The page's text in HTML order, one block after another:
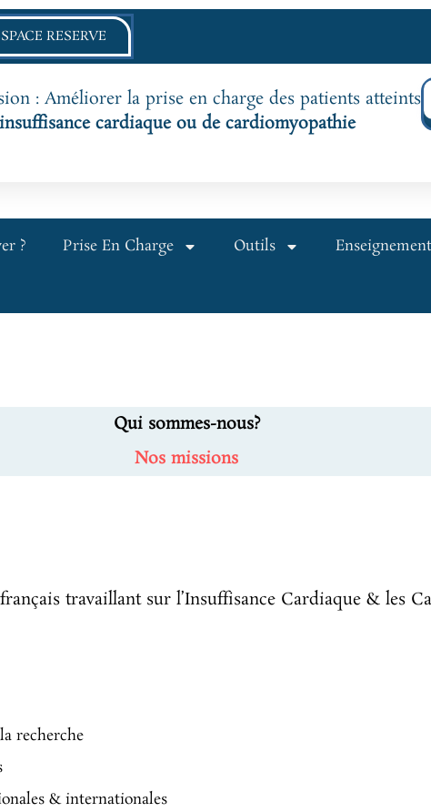
RESERVE
: Améliorer la prise en charge des patients atteints
cardiaque ou de cardiomyopathie
? Prise En Charge Outils Enseignement
Qui sommes-nous?
Nos missions
travaillant sur l’Insuffisance Cardiaque & les
recherche
& internationales